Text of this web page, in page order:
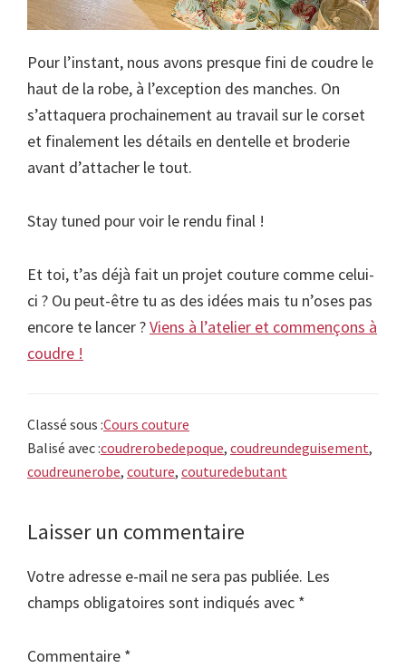
Pour l’instant, nous avons presque fini de coudre le
haut de la robe, à l’exception des manches. On
s’attaquera prochainement au travail sur le corset
et finalement les détails en dentelle et broderie
avant d’attacher le tout.
Stay tuned pour voir le rendu final !
Et toi, t’as déjà fait un projet couture comme celui-
ci ? Ou peut-être tu as des idées mais tu n’oses pas
encore te lancer ?Viens à l’atelier et commençons à
coudre !
Classé sous :Cours couture
Balisé avec :coudrerobedepoque, coudreundeguisement,
coudreunerobe, couture, couturedebutant
Interactions
du
lecteur
Laisser un commentaire
Votre adresse e-mail ne sera pas publiée. Les
champs obligatoires sont indiqués avec *
Commentaire *